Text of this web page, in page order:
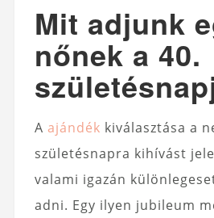
Mit adjunk
nőnek a 40.
A ajándék kiválasztása a
születésnapra kihívást
valami igazán
adni. Egy ilyen jubileum